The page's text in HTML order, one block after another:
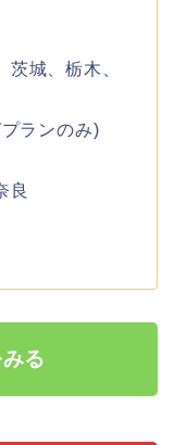
城、栃木、
ランのみ)
良
る